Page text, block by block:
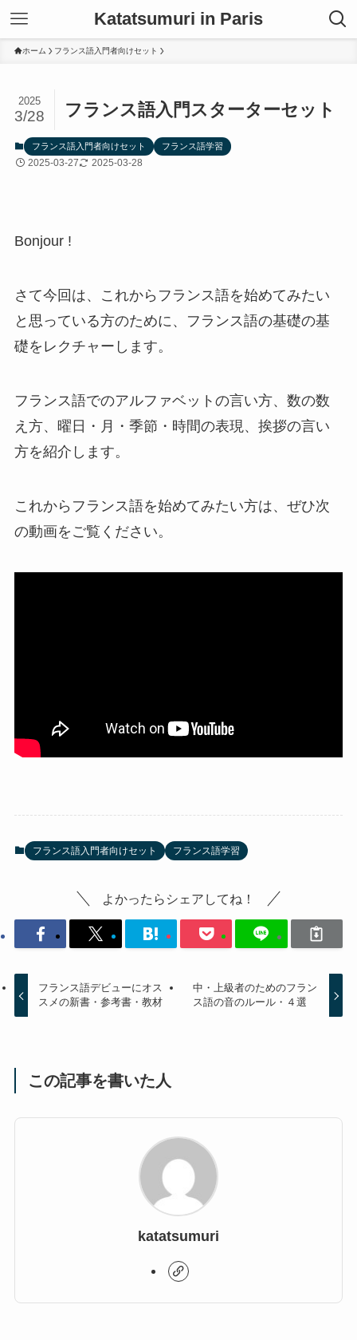
Katatsumuri in Paris
ホーム フランス語入門者向けセット
フランス語入門スターターセット
2025
3/28
フランス語入門者向けセット フランス語学習
2025-03-27 2025-03-28
Bonjour !
さて今回は、これからフランス語を始めてみたい
と思っている方のために、フランス語の基礎の基
礎をレクチャーします。
フランス語でのアルファベットの言い方、数の数
え方、曜日・月・季節・時間の表現、挨拶の言い
方を紹介します。
これからフランス語を始めてみたい方は、ぜひ次
の動画をご覧ください。
フランス語入門者向けセット フランス語学習
よかったらシェアしてね！
フランス語デビューにオス
スメの新書・参考書・教材
中・上級者のためのフラン
ス語の音のルール・４選
この記事を書いた人
katatsumuri